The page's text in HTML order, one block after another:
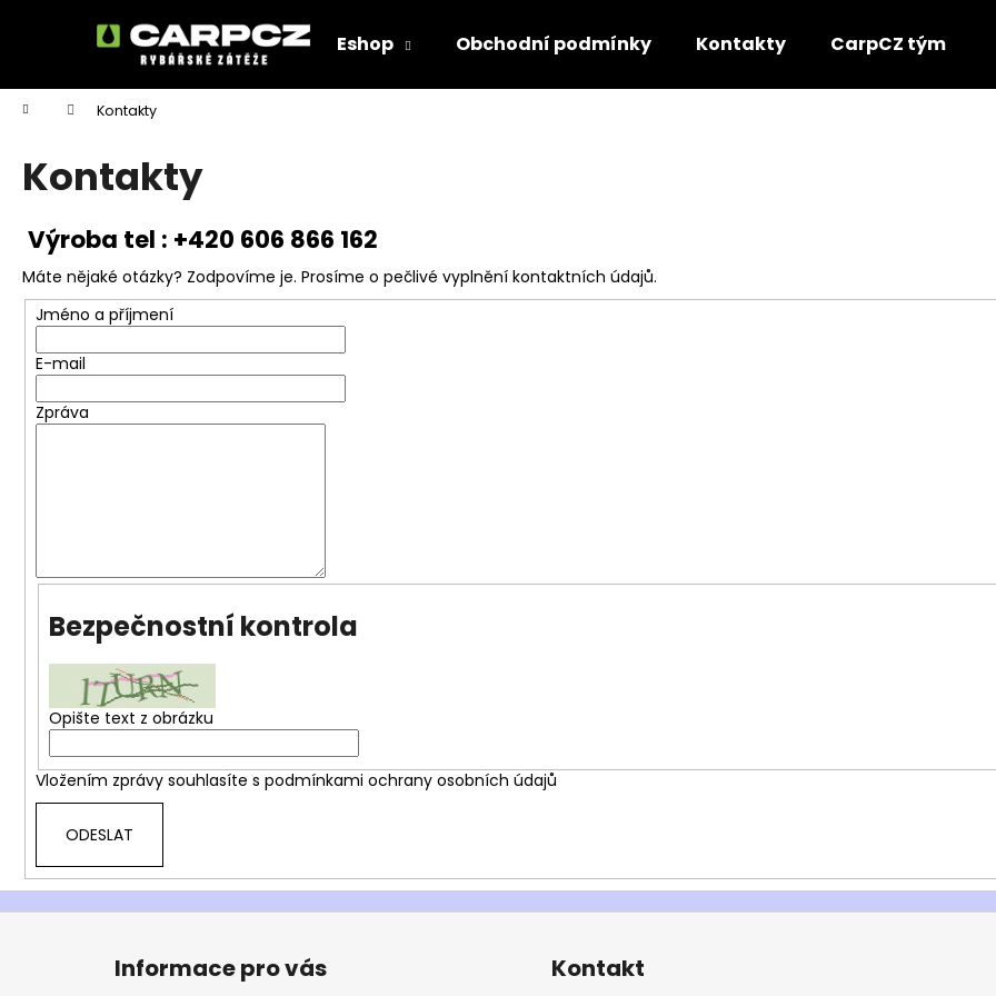
Eshop Obchodní podmínky Kontakty CarpCZ tým
Domů Kontakty
Kontakty
Výroba tel : +420 606 866 162
Máte nějaké otázky? Zodpovíme je. Prosíme o pečlivé vyplnění kontaktních údajů.
Jméno a příjmení
E-mail
Zpráva
Bezpečnostní kontrola
Opište text z obrázku
Vložením zprávy souhlasíte s podmínkami ochrany osobních údajů
ODESLAT
í
Zpět
do
obchodu
Zpět
do
obchodu
Doporučujeme
Informace pro vás Kontakt